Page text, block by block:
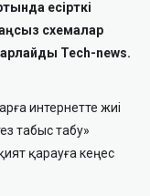
есірткі
схемалар
Tech-news.
интернетте жиі
табыс табу»
қарауға кеңес